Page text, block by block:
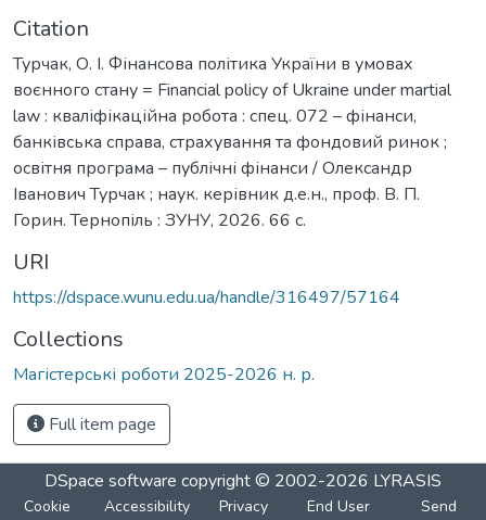
Citation
Турчак, О. І. Фінансова політика України в умовах
воєнного стану = Financial policy of Ukraine under martial
law : кваліфікаційна робота : спец. 072 – фінанси,
банківська справа, страхування та фондовий ринок ;
освітня програма – публічні фінанси / Олександр
Іванович Турчак ; наук. керівник д.е.н., проф. В. П.
Горин. Тернопіль : ЗУНУ, 2026. 66 с.
URI
https://dspace.wunu.edu.ua/handle/316497/57164
Collections
Магістерські роботи 2025-2026 н. р.
Full item page
DSpace software copyright © 2002-2026 LYRASIS
Cookie
Accessibility
Privacy
End User
Send